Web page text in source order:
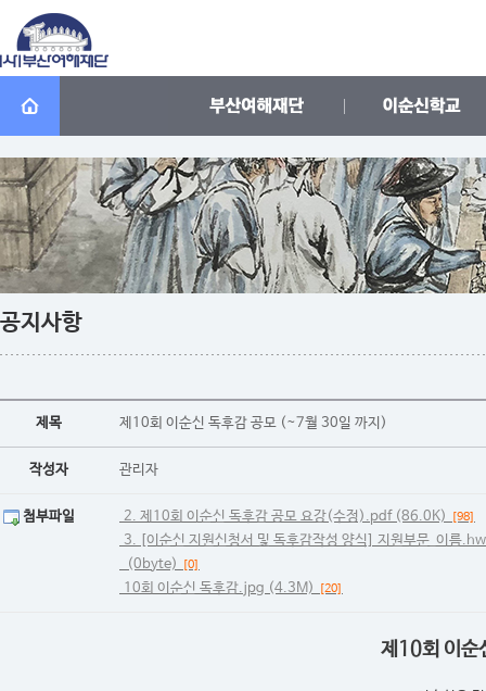
공지사항
제목 제10회 이순신 독후감 공모 (~7월 30일 까지)
작성자 관리자
첨부파일 2. 제10회 이순신 독후감 공모 요강(수정).pdf (86.0K) [98]
3. [이순신 지원신청서 및 독후감작성 양식] 지원부문_이름
(0byte)
[0]
10회 이순신 독후감.jpg (4.3M) [20]
제10회 이순